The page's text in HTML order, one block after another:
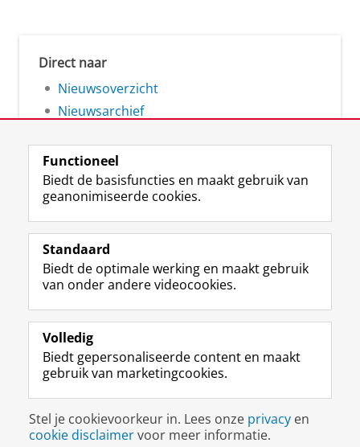
Direct naar
Nieuwsoverzicht
Nieuwsarchief
Volg de RUG
F
a
e
b
o
p
a
i
n
a
L
i
k
e
I
-
p
g
i
n
R
S
-
f
e
R
k
s
u
I
n
t
r
m
c
c
o
Y
o
T
e
k
a
a
Studiekiezers
Alumni
Over ons
Disclaimer & Copyright
Inloggen
Functioneel
Biedt de basisfuncties en maakt gebruik van
geanonimiseerde cookies.
Standaard
Biedt de optimale werking en maakt gebruik
van onder andere videocookies.
Volledig
Biedt gepersonaliseerde content en maakt
gebruik van marketingcookies.
Stel je cookievoorkeur in. Lees onze privacy en
cookie disclaimervoor meer informatie.